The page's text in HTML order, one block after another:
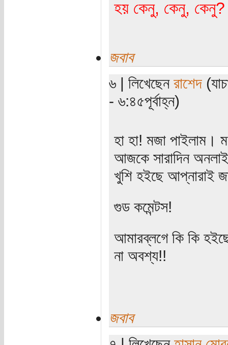
হয় কেনু, কেনু,
জবাব
৬ | লিখেছেন রাশেদ
- ৬:৪৫পূর্বাহ্ন)
হা হা! মজা পাইলাম।
আজকে সারাদিন
খুশি হইছে আপ্নারাই
গুড কমেন্টস!
আমারব্লগে কি কি
না অবশ্য!!
জবাব